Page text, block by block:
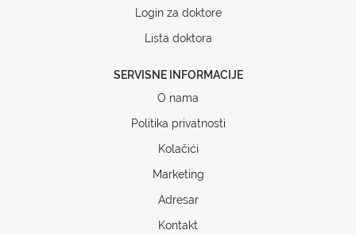
Login za doktore
Lista doktora
SERVISNE INFORMACIJE
O nama
Politika privatnosti
Kolačići
Marketing
Adresar
Kontakt